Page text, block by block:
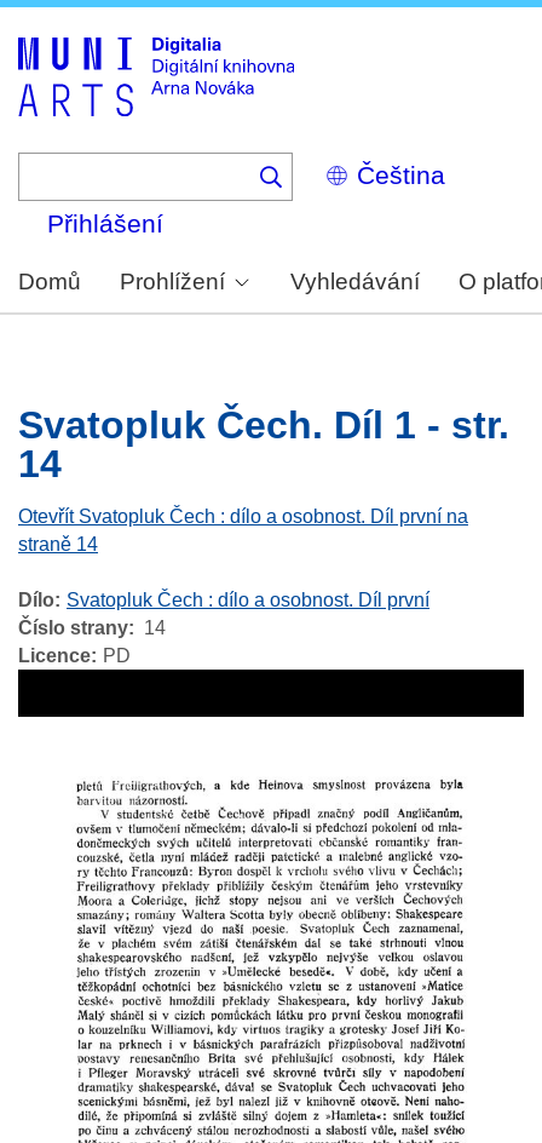
Select
your
Přihlášení
Domů Prohlížení Vyhledávání O
Svatopluk Čech. Díl 1 - str.
14
Otevřít Svatopluk Čech : dílo a osobnost. Díl první na
straně 14
Dílo
Svatopluk Čech : dílo a osobnost. Díl první
Číslo strany
14
Licence
PD